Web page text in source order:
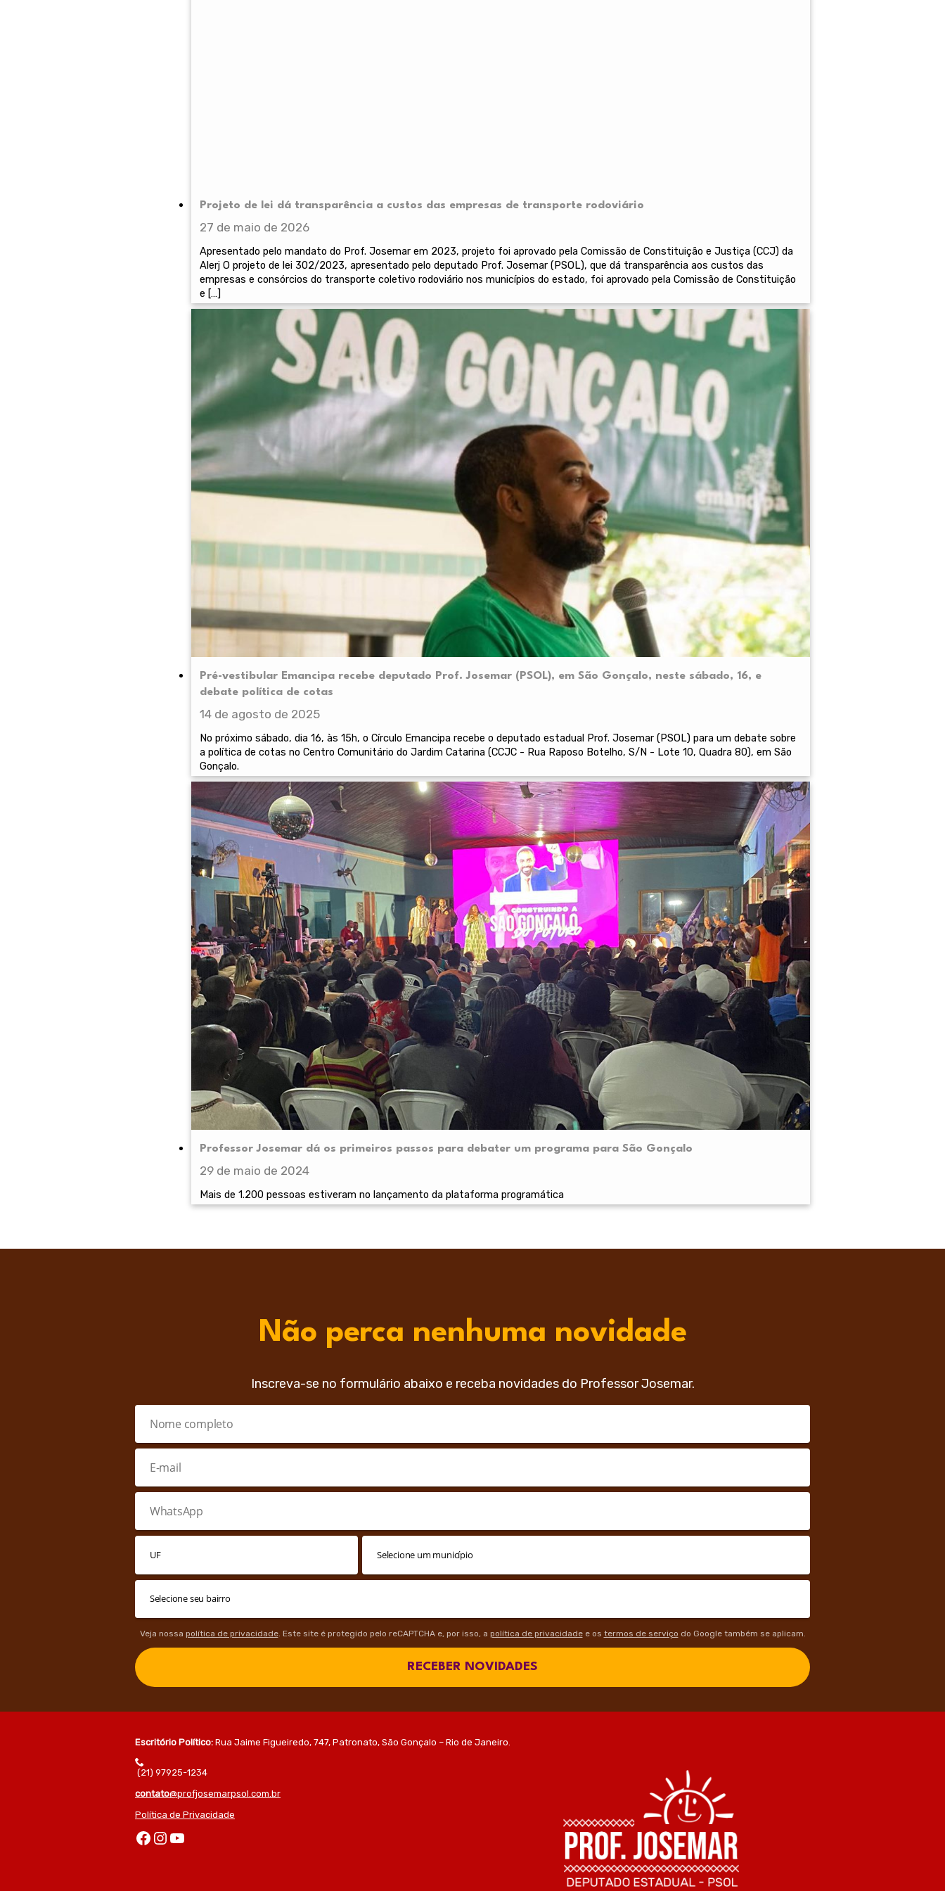
Projeto de lei dá transparência a custos das empresas de transporte rodoviário
27 de maio de 2026
Apresentado pelo mandato do Prof. Josemar em 2023, projeto foi aprovado pela Comissão de Constituição e Justiça (CCJ) da
Alerj O projeto de lei 302/2023, apresentado pelo deputado Prof. Josemar (PSOL), que dá transparência aos custos das
empresas e consórcios do transporte coletivo rodoviário nos municípios do estado, foi aprovado pela Comissão de Constituição
e […]
Pré-vestibular Emancipa recebe deputado Prof. Josemar (PSOL), em São Gonçalo, neste sábado, 16, e
debate política de cotas
14 de agosto de 2025
No próximo sábado, dia 16, às 15h, o Círculo Emancipa recebe o deputado estadual Prof. Josemar (PSOL) para um debate sobre
a política de cotas no Centro Comunitário do Jardim Catarina (CCJC - Rua Raposo Botelho, S/N - Lote 10, Quadra 80), em São
Gonçalo.
Professor Josemar dá os primeiros passos para debater um programa para São Gonçalo
29 de maio de 2024
Mais de 1.200 pessoas estiveram no lançamento da plataforma programática
Não perca nenhuma novidade
Inscreva-se no formulário abaixo e receba novidades do Professor Josemar.
Veja nossa política de privacidade. Este site é protegido pelo reCAPTCHA e, por isso, a política de privacidadee os termos de serviço do Google também se aplicam.
RECEBER NOVIDADES
Escritório Político: Rua Jaime Figueiredo, 747, Patronato, São Gonçalo – Rio de Janeiro.
(21) 97925-1234
contato@profjosemarpsol.com.br
Política de Privacidade
Facebook Instagram Youtube